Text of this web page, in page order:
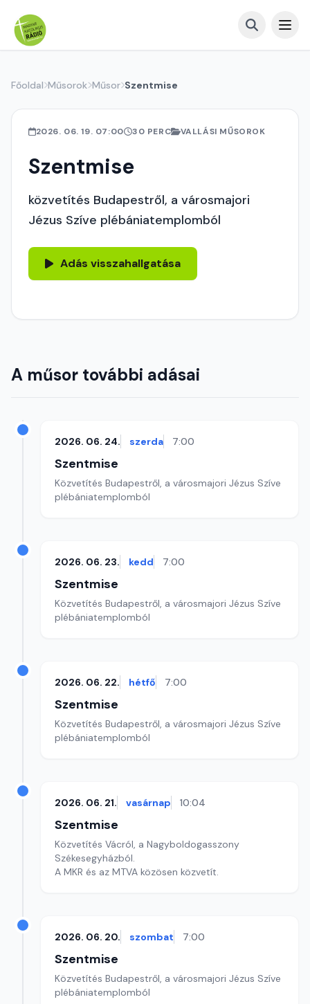
Főoldal Műsorok Műsor Szentmise
2026. 06. 19. 07:00 30 PERC VALLÁSI MŰSOROK
Szentmise
közvetítés Budapestről, a városmajori
Jézus Szíve plébániatemplomból
Adás visszahallgatása
A műsor további adásai
2026. 06. 24. szerda 7:00
Szentmise
Közvetítés Budapestről, a városmajori Jézus Szíve
plébániatemplomból
2026. 06. 23. kedd 7:00
Szentmise
Közvetítés Budapestről, a városmajori Jézus Szíve
plébániatemplomból
2026. 06. 22. hétfő 7:00
Szentmise
Közvetítés Budapestről, a városmajori Jézus Szíve
plébániatemplomból
2026. 06. 21. vasárnap 10:04
Szentmise
Közvetítés Vácról, a Nagyboldogasszony
Székesegyházból.
A MKR és az MTVA közösen közvetít.
2026. 06. 20. szombat 7:00
Szentmise
Közvetítés Budapestről, a városmajori Jézus Szíve
plébániatemplomból